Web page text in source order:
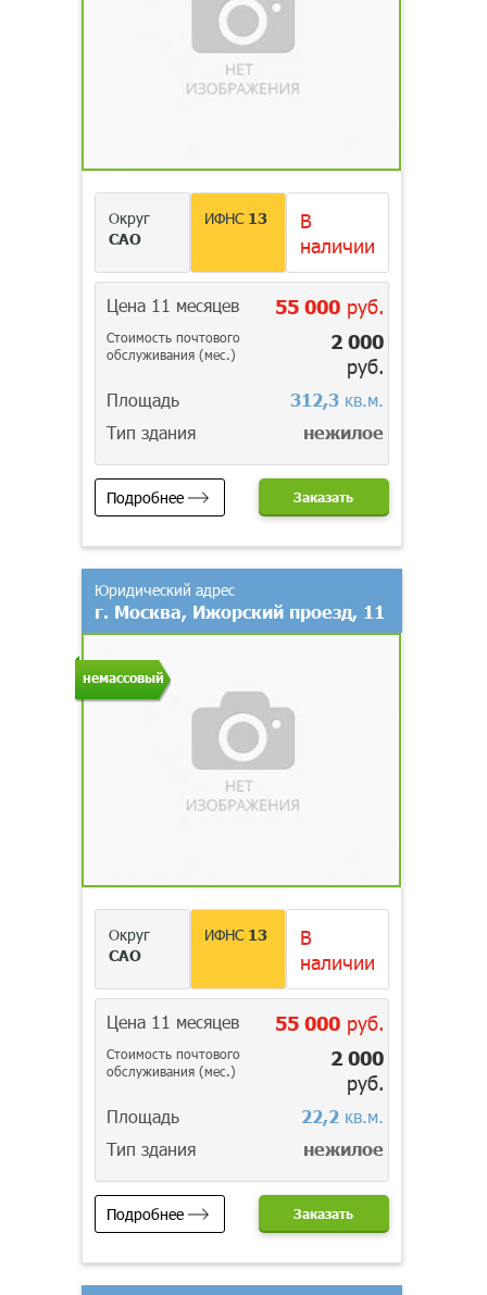
Округ
САО
ИФНС 13
В
наличии
Цена 11 месяцев 55 000руб.
Стоимость почтового
обслуживания (мес.)
2 000
руб.
Площадь 312,3кв.м.
Тип здания
нежилое
Подробнее Заказать
немассовый
Юридический адрес
г. Москва, Ижорский проезд, 11
Округ
САО
ИФНС 13
В
наличии
Цена 11 месяцев 55 000руб.
Стоимость почтового
обслуживания (мес.)
2 000
руб.
Площадь 22,2кв.м.
Тип здания
нежилое
Подробнее Заказать